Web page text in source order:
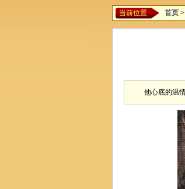
当前位置 首页 >
他心底的温